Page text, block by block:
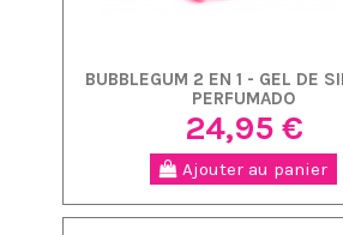
BUBBLEGUM 2 EN 1 - GEL DE
PERFUMADO
24,95 €
Ajouter au panier